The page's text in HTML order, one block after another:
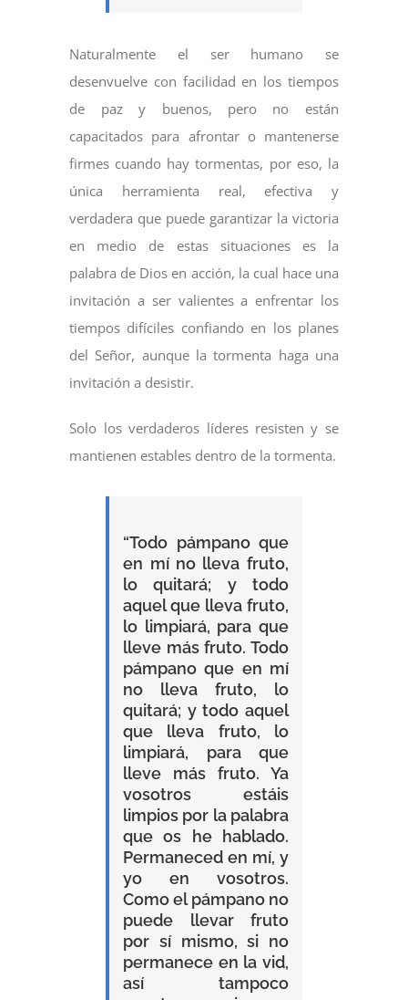
Naturalmente el ser humano se
desenvuelve con facilidad en los tiempos
de paz y buenos, pero no están
capacitados para afrontar o mantenerse
firmes cuando hay tormentas, por eso, la
única herramienta real, efectiva y
verdadera que puede garantizar la victoria
en medio de estas situaciones es la
palabra de Dios en acción, la cual hace una
invitación a ser valientes a enfrentar los
tiempos difíciles confiando en los planes
del Señor, aunque la tormenta haga una
invitación a desistir.
Solo los verdaderos líderes resisten y se
mantienen estables dentro de la tormenta.
“Todo pámpano que
en mí no lleva fruto,
lo quitará; y todo
aquel que lleva fruto,
lo limpiará, para que
lleve más fruto. Todo
pámpano que en mí
no lleva fruto, lo
quitará; y todo aquel
que lleva fruto, lo
limpiará, para que
lleve más fruto. Ya
vosotros estáis
limpios por la palabra
que os he hablado.
Permaneced en mí, y
yo en vosotros.
Como el pámpano no
puede llevar fruto
por sí mismo, si no
permanece en la vid,
así tampoco